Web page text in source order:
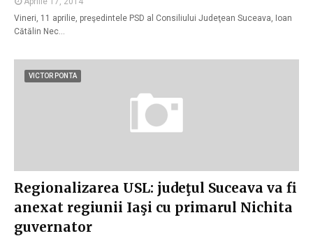
Vineri, 11 aprilie, preşedintele PSD al Consiliului Judeţean Suceava, Ioan
Cătălin Nec…
VICTOR PONTA
Regionalizarea USL: judeţul Suceava va fi
anexat regiunii Iaşi cu primarul Nichita
guvernator